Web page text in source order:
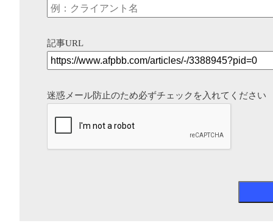
記事URL
迷惑メール防止のため必ずチェックを入れてください